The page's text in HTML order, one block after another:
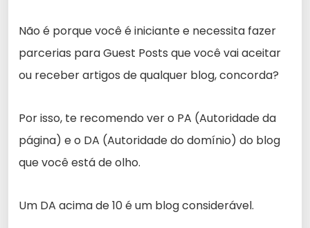
Não é porque você é iniciante e necessita fazer
parcerias para Guest Posts que você vai aceitar
ou receber artigos de qualquer blog, concorda?
Por isso, te recomendo ver o PA (Autoridade da
página) e o DA (Autoridade do domínio) do blog
que você está de olho.
Um DA acima de 10 é um blog considerável.